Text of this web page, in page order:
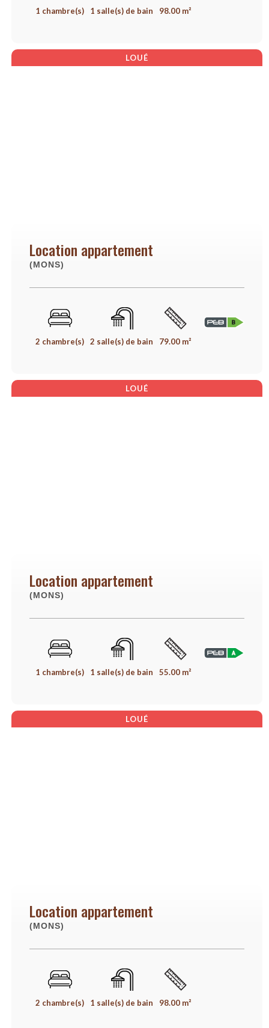
1 chambre(s) 1 salle(s) de bain 98.00 m²
LOUÉ
Location appartement
(MONS)
2 chambre(s) 2 salle(s) de bain 79.00 m²
LOUÉ
Location appartement
(MONS)
1 chambre(s) 1 salle(s) de bain 55.00 m²
LOUÉ
Location appartement
(MONS)
2 chambre(s) 1 salle(s) de bain 98.00 m²